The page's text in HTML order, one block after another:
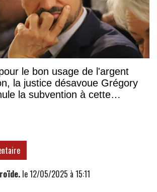
le bon usage de l'argent
la justice désavoue Grégory
la subvention à cette
le 12/05/2025 à 15:11